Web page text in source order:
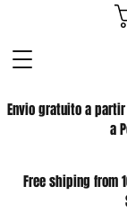
Envio gratuito a partir
a
Free shiping from